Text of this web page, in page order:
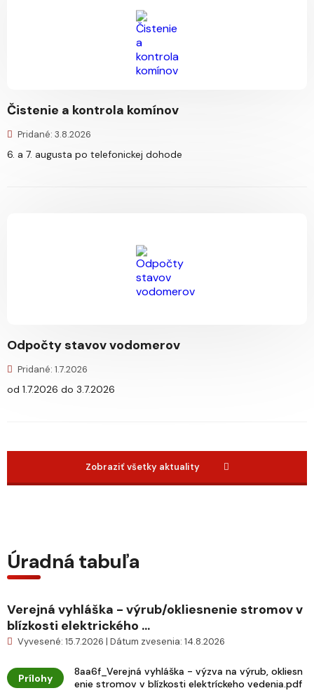
Čistenie a kontrola komínov
Pridané: 3.8.2026
6. a 7. augusta po telefonickej dohode
Odpočty stavov vodomerov
Pridané: 1.7.2026
od 1.7.2026 do 3.7.2026
Zobraziť všetky aktuality
Úradná tabuľa
Verejná vyhláška - výrub/okliesnenie stromov v
blízkosti elektrického ...
Vyvesené: 15.7.2026 | Dátum zvesenia: 14.8.2026
Prílohy
8aa6f_Verejná vyhláška - výzva na výrub, okliesn
enie stromov v blízkosti elektríckeho vedenia.pdf